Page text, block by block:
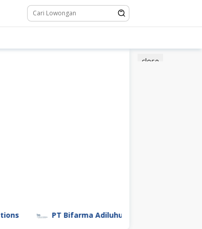
close
PT Bifarma Adiluhung (a Kalbe Company)